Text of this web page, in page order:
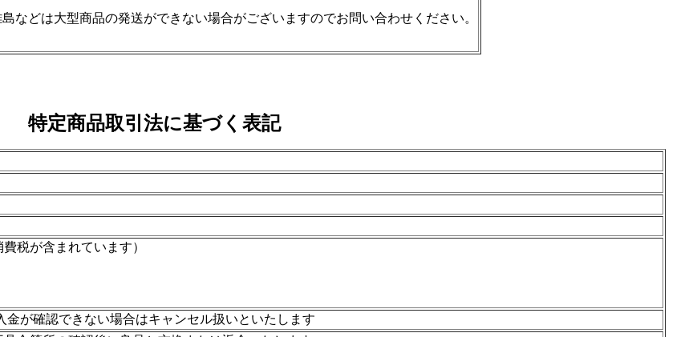
などは大型商品の発送ができない場合がございますのでお問い合わせください。
特定商品取引法に基づく表記
税が含まれています）
金が確認できない場合はキャンセル扱いといたします